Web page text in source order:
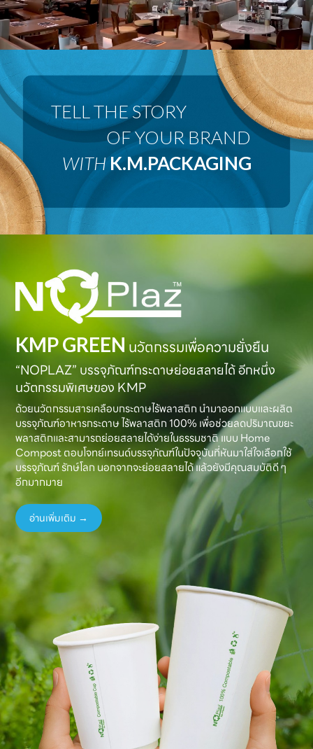
OF YOUR BRAND
WITHK.M.PACKAGING
KMP GREEN นวัตกรรมเพื่อความยั่งยืน
“NOPLAZ” บรรจุภัณฑ์กระดาษย่อยสลายได้ อีกหนึ่ง
นวัตกรรมพิเศษของ KMP
ด้วยนวัตกรรมสารเคลือบกระดาษไร้พลาสติก นำมาออกแบบและผลิต
บรรจุภัณฑ์อาหารกระดาษ ไร้พลาสติก 100% เพื่อช่วยลดปริมาณขยะ
พลาสติกและสามารถย่อยสลายได้ง่ายในธรรมชาติ แบบ Home
Compost ตอบโจทย์เทรนด์บรรจุภัณฑ์ในปัจจุบันที่หันมาใส่ใจเลือกใช้
บรรจุภัณฑ์ รักษ์โลก นอกจากจะย่อยสลายได้ แล้วยังมีคุณสมบัติดี ๆ
อีกมากมาย
อ่านเพิ่มเติม →